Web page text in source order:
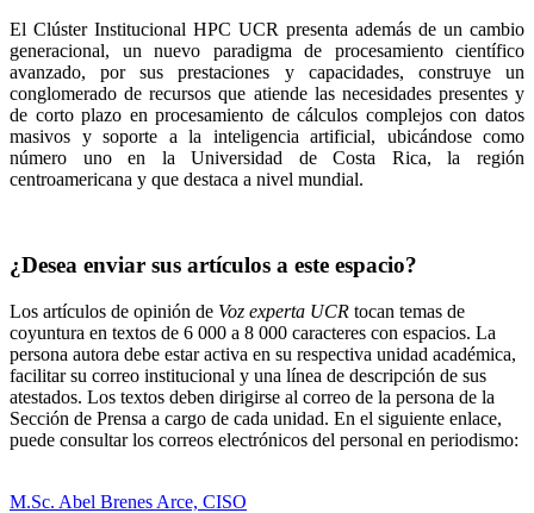
El Clúster Institucional HPC UCR presenta además de un cambio
generacional, un nuevo paradigma de procesamiento científico
avanzado, por sus prestaciones y capacidades, construye un
conglomerado de recursos que atiende las necesidades presentes y
de corto plazo en procesamiento de cálculos complejos con datos
masivos y soporte a la inteligencia artificial, ubicándose como
número uno en la Universidad de Costa Rica, la región
centroamericana y que destaca a nivel mundial.
¿Desea enviar sus artículos a este espacio?
Los artículos de opinión de Voz experta UCR tocan temas de
coyuntura en textos de 6 000 a 8 000 caracteres con espacios. La
persona autora debe estar activa en su respectiva unidad académica,
facilitar su correo institucional y una línea de descripción de sus
atestados. Los textos deben dirigirse al correo de la persona de la
Sección de Prensa a cargo de cada unidad. En el siguiente enlace,
puede consultar los correos electrónicos del personal en periodismo:
M.Sc. Abel Brenes Arce, CISO